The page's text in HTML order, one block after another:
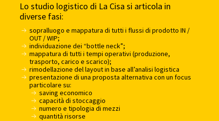
Lo studio logistico di La Cisa si articola in
diverse fasi:
sopralluogo e mappatura di tutti i flussi di prodotto IN /
OUT / WIP;
individuazione dei “bottle neck”;
mappatura di tutti i tempi operativi (produzione,
trasporto, carico e scarico);
rimodellazione del layout in base all’analisi logistica
presentazione di una proposta alternativa con un focus
particolare su:
saving economico
capacità di stoccaggio
numero e tipologia di mezzi
quantità risorse